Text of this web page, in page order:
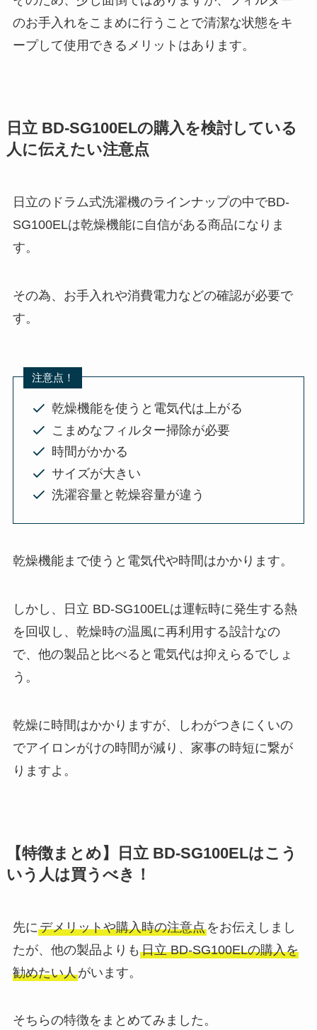
のお手入れをこまめに行うことで清潔な状態をキ
ープして使用できるメリットはあります。
日立 BD-SG100ELの購入を検討している
人に伝えたい注意点
日立のドラム式洗濯機のラインナップの中でBD-
SG100ELは乾燥機能に自信がある商品になりま
す。
その為、お手入れや消費電力などの確認が必要で
す。
注意点！
乾燥機能を使うと電気代は上がる
こまめなフィルター掃除が必要
時間がかかる
サイズが大きい
洗濯容量と乾燥容量が違う
乾燥機能まで使うと電気代や時間はかかります。
しかし、日立 BD-SG100ELは運転時に発生する熱
を回収し、乾燥時の温風に再利用する設計なの
で、他の製品と比べると電気代は抑えらるでしょ
う。
乾燥に時間はかかりますが、しわがつきにくいの
でアイロンがけの時間が減り、家事の時短に繋が
りますよ。
【特徴まとめ】日立 BD-SG100ELはこう
いう人は買うべき！
先にデメリットや購入時の注意点をお伝えしまし
たが、他の製品よりも 日立 BD-SG100ELの購入を
勧めたい人がいます。
そちらの特徴をまとめてみました。